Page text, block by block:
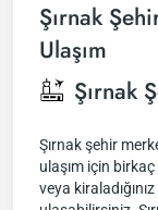
Şırnak
Ulaşım
Şırnak
Şırnak şehir
ulaşım için
veya